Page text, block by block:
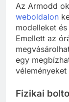
Az Armodd
weboldalon
modelleket
Emellett az
egy
véleményeket
Fizikai